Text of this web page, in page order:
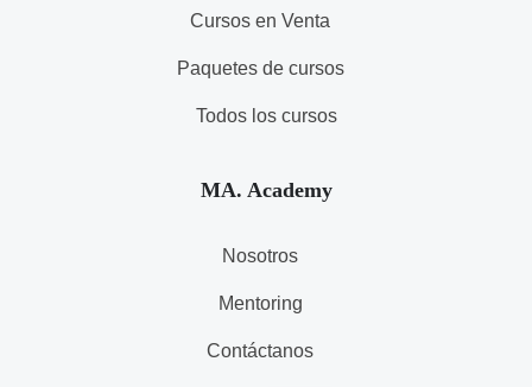
Cursos en Venta
Paquetes de cursos
Todos los cursos
MA. Academy
Nosotros
Mentoring
Contáctanos